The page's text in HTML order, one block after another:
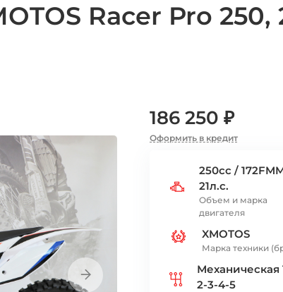
Racer Pro 250,
186 250 ₽
Оформить в кредит
250cc /
21л.с.
Объем и марка
двигателя
XMOTOS
Марка техники
Механическая
2-3-4-5